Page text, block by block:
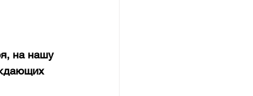
на нашу